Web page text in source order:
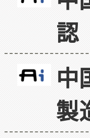
認
中
製